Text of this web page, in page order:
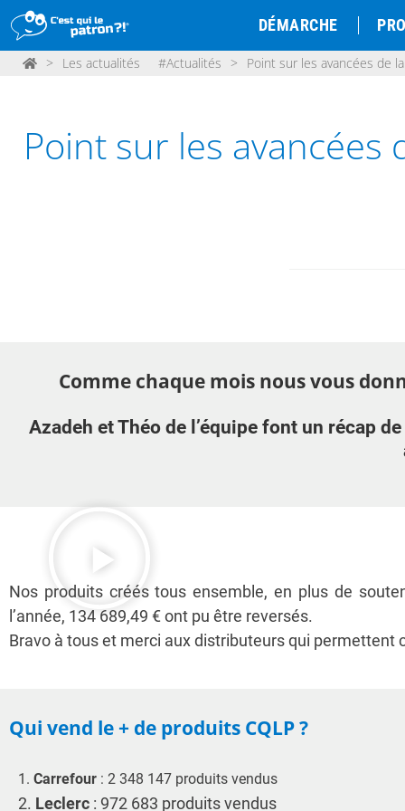
DÉMARCHE
> Les actualités #Actualités > Point sur les avancées de
Point sur les
Comme chaque mois nous vous
Azadeh et Théo de l’équipe font un récap
Nos produits créés tous ensemble, en plus de
l’année, 134 689,49 € ont pu être reversés.
Bravo à tous et merci aux distributeurs qui permettent
Qui vend le + de produits CQLP ?
1. Carrefour : 2 348 147 produits vendus
2. Leclerc : 972 683 produits vendus